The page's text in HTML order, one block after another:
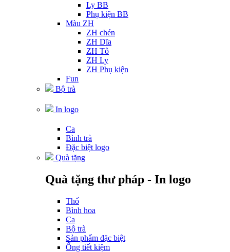
Ly BB
Phụ kiện BB
Màu ZH
ZH chén
ZH Dĩa
ZH Tô
ZH Ly
ZH Phụ kiện
Fun
Bộ trà
In logo
Ca
Bình trà
Đặc biệt logo
Quà tặng
Quà tặng thư pháp - In logo
Thố
Bình hoa
Ca
Bộ trà
Sản phẩm đặc biệt
Ống tiết kiệm